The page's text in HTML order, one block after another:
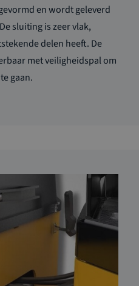
en wordt geleverd
sluiting is zeer vlak,
delen heeft. De
met veiligheidspal om
gaan.